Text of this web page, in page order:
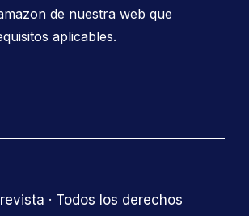
de nuestra web que
aplicables.
· Todos los derechos